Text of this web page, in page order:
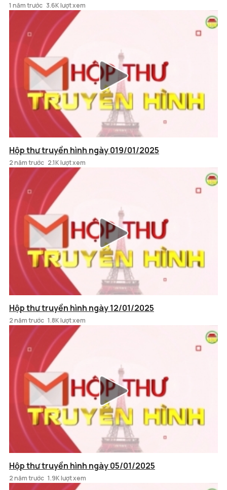
1 năm trước 3.6K lượt xem
Hộp thư truyền hình ngày 019/01/2025
2 năm trước 2.1K lượt xem
Hộp thư truyền hình ngày 12/01/2025
2 năm trước 1.8K lượt xem
Hộp thư truyền hình ngày 05/01/2025
2 năm trước 1.9K lượt xem